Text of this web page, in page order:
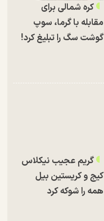
کره شمالی برای
مقابله با گرما، سوپ
گوشت سگ را تبلیغ کرد!
گریم عجیب نیکلاس
کیج و کریستین بیل
همه را شوکه کرد